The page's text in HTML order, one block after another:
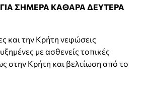
ΣΗΜΕΡΑ ΚΑΘΑΡΑ ΔΕΥΤΕΡΑ
και την Κρήτη νεφώσεις
με ασθενείς τοπικές
στην Κρήτη και βελτίωση από το